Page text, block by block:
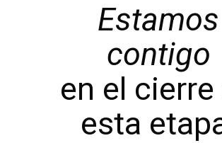
Estamos
contigo
en el cierre
esta